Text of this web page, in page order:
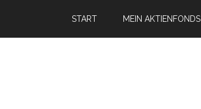
START MEIN AKTIENFONDS